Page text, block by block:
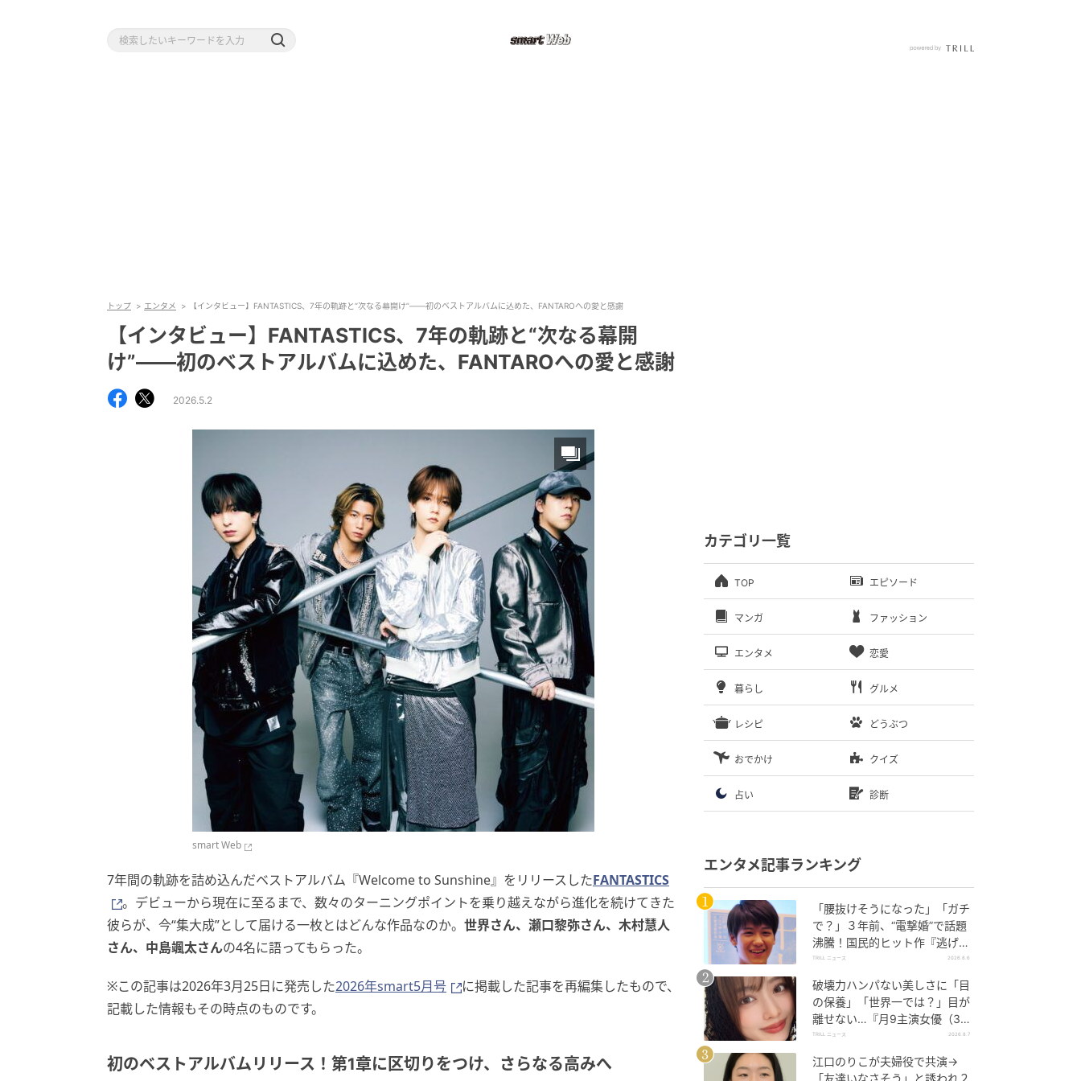
トップ エンタメ 【インタビュー】FANTASTICS、7年の軌跡と“次なる幕開け”――初のベストアルバムに込めた、FANTAROへの愛と感謝
【インタビュー】FANTASTICS、7年の軌跡と“次なる幕開
け”――初のベストアルバムに込めた、FANTAROへの愛と感謝
2026.5.2
smart Web
7年間の軌跡を詰め込んだベストアルバム『Welcome to Sunshine』をリリースしたFANTASTICS
。デビューから現在に至るまで、数々のターニングポイントを乗り越えながら進化を続けてきた
彼らが、今“集大成”として届ける一枚とはどんな作品なのか。 世界さん、瀬口黎弥さん、木村慧人
さん、中島颯太さんの4名に語ってもらった。
※この記事は2026年3月25日に発売した2026年smart5月号
に掲載した記事を再編集したもので、
記載した情報もその時点のものです。
初のベストアルバムリリース！第1章に区切りをつけ、さらなる高みへ
カテゴリ一覧
TOP エピソード
マンガ ファッション
エンタメ 恋愛
暮らし グルメ
レシピ どうぶつ
おでかけ クイズ
占い 診断
エンタメ記事ランキング
「腰抜けそうになった」「ガチ
で？」３年前、“電撃婚”で話題
沸騰！国民的ヒット作『逃げ
恥』で異彩放った【国宝級イケ
TRILL ニュース 2026.8.6
破壊力ハンパない美しさに「目
の保養」「世界一では？」目が
離せない…『月9主演女優（34
歳）』“極上”美ショットがすご
TRILL ニュース 2026.8.7
江口のりこが夫婦役で共演→
「友達いなさそう」と誘われ２